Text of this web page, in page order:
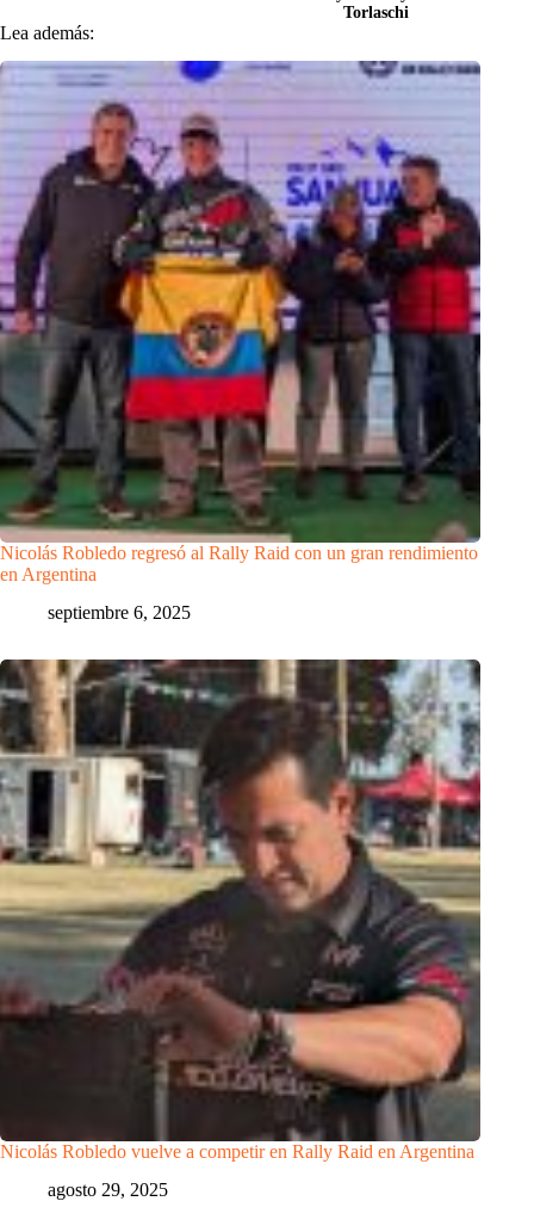
Torlaschi
Lea además:
Nicolás Robledo regresó al Rally Raid con un gran rendimiento
en Argentina
septiembre 6, 2025
Nicolás Robledo vuelve a competir en Rally Raid en Argentina
agosto 29, 2025